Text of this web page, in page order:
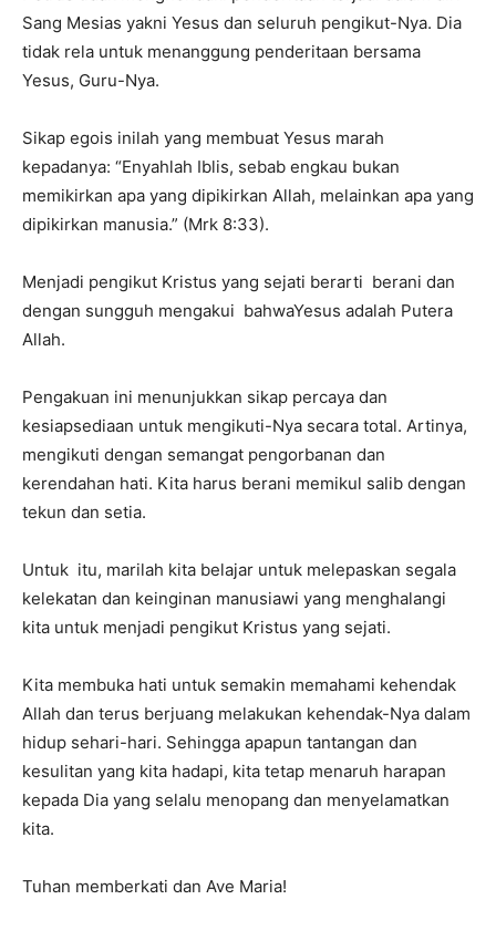
Sang Mesias yakni Yesus dan seluruh pengikut-Nya. Dia
tidak rela untuk menanggung penderitaan bersama
Yesus, Guru-Nya.
Sikap egois inilah yang membuat Yesus marah
kepadanya: “Enyahlah Iblis, sebab engkau bukan
memikirkan apa yang dipikirkan Allah, melainkan apa yang
dipikirkan manusia.” (Mrk 8:33).
Menjadi pengikut Kristus yang sejati berarti berani dan
dengan sungguh mengakui bahwaYesus adalah Putera
Allah.
Pengakuan ini menunjukkan sikap percaya dan
kesiapsediaan untuk mengikuti-Nya secara total. Artinya,
mengikuti dengan semangat pengorbanan dan
kerendahan hati. Kita harus berani memikul salib dengan
tekun dan setia.
Untuk itu, marilah kita belajar untuk melepaskan segala
kelekatan dan keinginan manusiawi yang menghalangi
kita untuk menjadi pengikut Kristus yang sejati.
Kita membuka hati untuk semakin memahami kehendak
Allah dan terus berjuang melakukan kehendak-Nya dalam
hidup sehari-hari. Sehingga apapun tantangan dan
kesulitan yang kita hadapi, kita tetap menaruh harapan
kepada Dia yang selalu menopang dan menyelamatkan
kita.
Tuhan memberkati dan Ave Maria!